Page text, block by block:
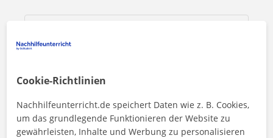
Cookie-Richtlinien
Nachhilfeunterricht.de speichert Daten wie z. B. Cookies,
um das grundlegende Funktionieren der Website zu
gewährleisten, Inhalte und Werbung zu personalisieren